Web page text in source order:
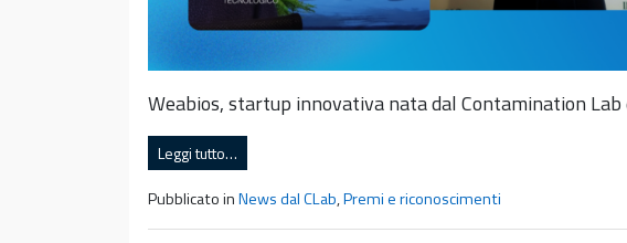
Weabios, startup innovativa nata dal Contamination
Leggi tutto…
Pubblicato inNews dal CLab,Premi e riconoscimenti